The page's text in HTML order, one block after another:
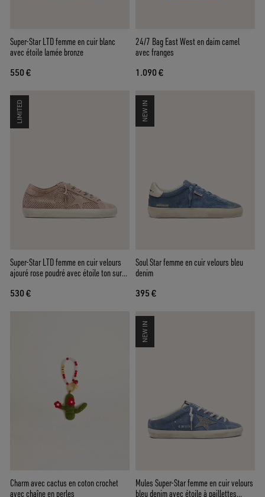
Super-Star LTD femme en cuir blanc
avec étoile lamée bronze
550 €
24/7 Bag East West en daim camel
avec franges
1.090 €
LIMITED
Super-Star LTD femme en cuir velours
ajouré rose poudré avec étoile ton sur
530 €
NEW IN
Soul Star femme en cuir velours bleu
denim
395 €
Charm avec cactus en coton crochet
avec chaîne en perles
NEW IN
Mules Super-Star femme en cuir velours
bleu denim avec étoile à paillettes